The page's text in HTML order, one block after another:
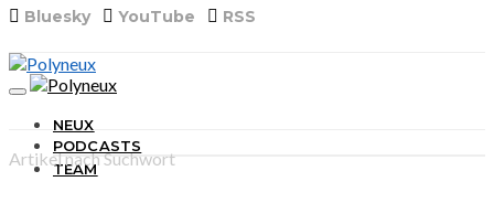
Bluesky YouTube RSS
NEUX
PODCASTS
TEAM
Artikel nach Suchwort